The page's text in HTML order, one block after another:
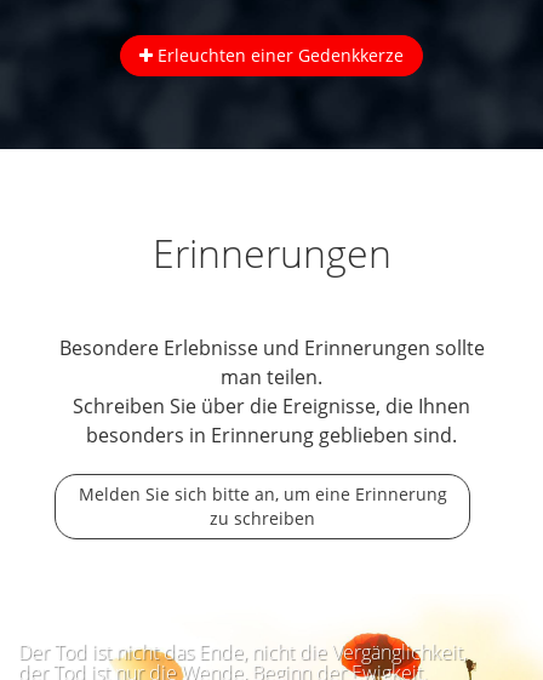
Erleuchten einer Gedenkkerze
Erinnerungen
Besondere Erlebnisse und Erinnerungen sollte
man teilen.
Schreiben Sie über die Ereignisse, die Ihnen
besonders in Erinnerung geblieben sind.
Melden Sie sich bitte an, um eine Erinnerung
zu schreiben
Der Tod ist nicht das Ende, nicht die Vergänglichkeit,
der Tod ist nur die Wende, Beginn der Ewigkeit.